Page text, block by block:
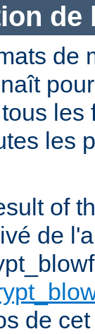
de
de
les
les
of
de
de